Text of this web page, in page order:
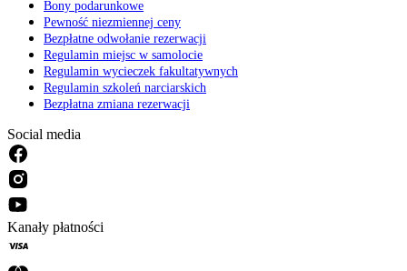
Bony podarunkowe
Pewność niezmiennej ceny
Bezpłatne odwołanie rezerwacji
Regulamin miejsc w samolocie
Regulamin wycieczek fakultatywnych
Regulamin szkoleń narciarskich
Bezpłatna zmiana rezerwacji
Social media
Kanały płatności